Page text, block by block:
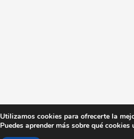
Utilizamos cookies para ofrecerte la
Puedes aprender más sobre qué